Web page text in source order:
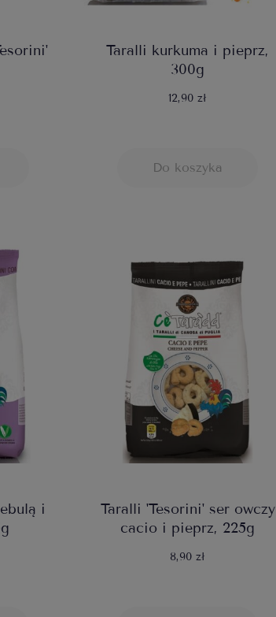
Taralli kurkuma i pieprz,
300g
12,90 zł
Do koszyka
i
Taralli 'Tesorini' ser owczy
cacio i pieprz, 225g
8,90 zł